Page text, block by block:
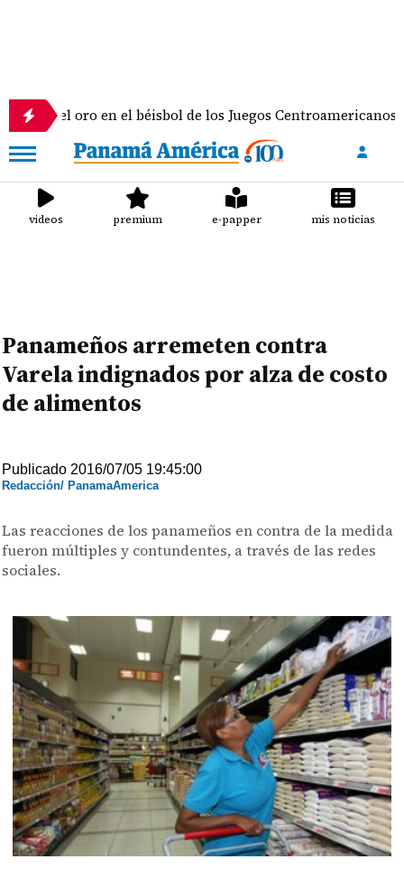
en el béisbol de los Juegos Centroamericanos y del
videos premium e-papper mis noticias
Panameños arremeten contra
Varela indignados por alza de costo
de alimentos
Publicado 2016/07/05 19:45:00
Redacción/ PanamaAmerica
Las reacciones de los panameños en contra de la medida
fueron múltiples y contundentes, a través de las redes
sociales.